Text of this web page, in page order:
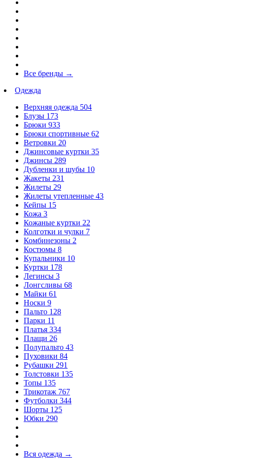
Все бренды →
Одежда
Верхняя одежда 504
Блузы 173
Брюки 933
Брюки спортивные 62
Ветровки 20
Джинсовые куртки 35
Джинсы 289
Дубленки и шубы 10
Жакеты 231
Жилеты 29
Жилеты утепленные 43
Кейпы 15
Кожа 3
Кожаные куртки 22
Колготки и чулки 7
Комбинезоны 2
Костюмы 8
Купальники 10
Куртки 178
Легинсы 3
Лонгсливы 68
Майки 61
Носки 9
Пальто 128
Парки 11
Платья 334
Плащи 26
Полупальто 43
Пуховики 84
Рубашки 291
Толстовки 135
Топы 135
Трикотаж 767
Футболки 344
Шорты 125
Юбки 290
Вся одежда →